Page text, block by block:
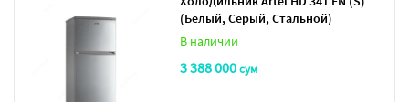
(Белый, Серый, Стальной)
В наличии
3 388 000сум